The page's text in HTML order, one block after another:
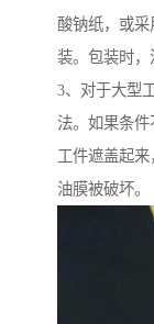
酸钠纸，或
装。包装时，
3、对于大型
法。如果条
工件遮盖起
油膜被破坏。